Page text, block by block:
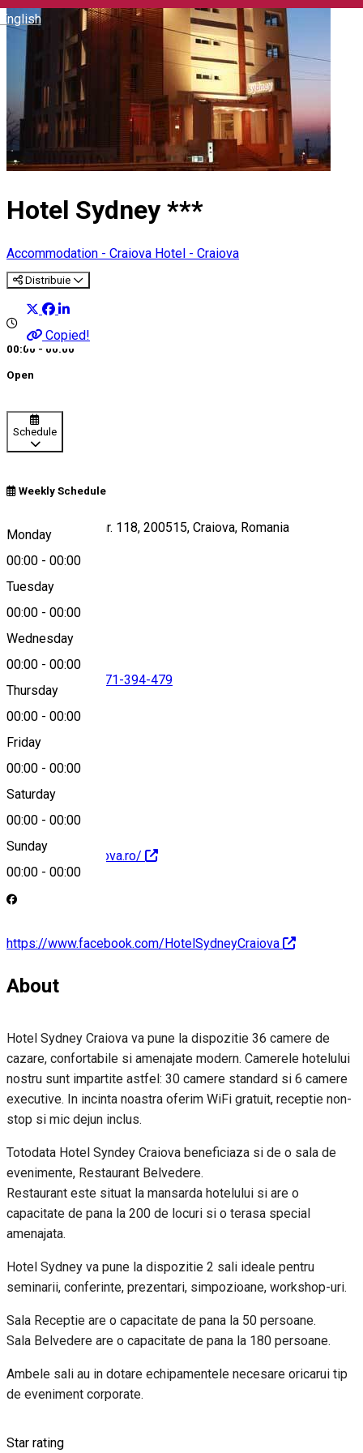
English
Hotel Sydney ***
Accommodation - Craiova Hotel - Craiova
Distribuie
Copied!
00:00 - 00:00
Open
Schedule
Weekly Schedule
Monday
00:00 - 00:00
Tuesday
00:00 - 00:00
Wednesday
00:00 - 00:00
Thursday
00:00 - 00:00
Friday
00:00 - 00:00
Saturday
00:00 - 00:00
Sunday
00:00 - 00:00
Calea Bucuresti, nr. 118, 200515, Craiova, Romania
Map
0371-394-479
office@lenir.ro
http://sydneycraiova.ro/
https://www.facebook.com/HotelSydneyCraiova
About
Hotel Sydney Craiova va pune la dispozitie 36 camere de
cazare, confortabile si amenajate modern. Camerele hotelului
nostru sunt impartite astfel: 30 camere standard si 6 camere
executive. In incinta noastra oferim WiFi gratuit, receptie non-
stop si mic dejun inclus.
Totodata Hotel Syndey Craiova beneficiaza si de o sala de
evenimente, Restaurant Belvedere.
Restaurant este situat la mansarda hotelului si are o
capacitate de pana la 200 de locuri si o terasa special
amenajata.
Hotel Sydney va pune la dispozitie 2 sali ideale pentru
seminarii, conferinte, prezentari, simpozioane, workshop-uri.
Sala Receptie are o capacitate de pana la 50 persoane.
Sala Belvedere are o capacitate de pana la 180 persoane.
Ambele sali au in dotare echipamentele necesare oricarui tip
de eveniment corporate.
Star rating